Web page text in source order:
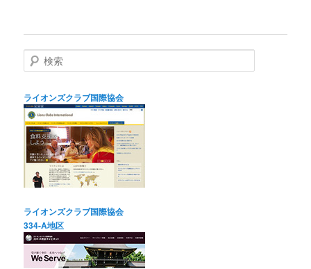
検
索
ライオンズクラブ国際協会
ライオンズクラブ国際協会
334-A地区